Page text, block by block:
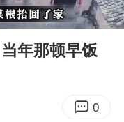
全体市民书》
网约车司机充电时猝死保险拒赔
远被查
从来没有“独立”过
09:27
年那顿早饭
0